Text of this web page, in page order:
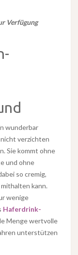
Verfügung
wunderbar
verzichten
Sie kommt ohne
und ohne
so cremig,
kann.
wenige
Haferdrink-
Menge wertvolle
unterstützen